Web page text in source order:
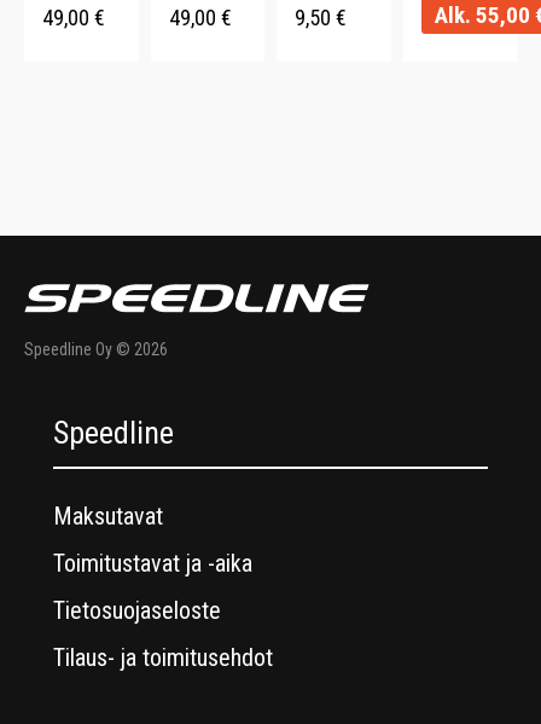
49,00 € 49,00 €
nti. 2 kpl.
9,50 € Alk. 55,00
Speedline Oy © 2026
Speedline
Maksutavat
Toimitustavat ja -aika
Tietosuojaseloste
Tilaus- ja toimitusehdot